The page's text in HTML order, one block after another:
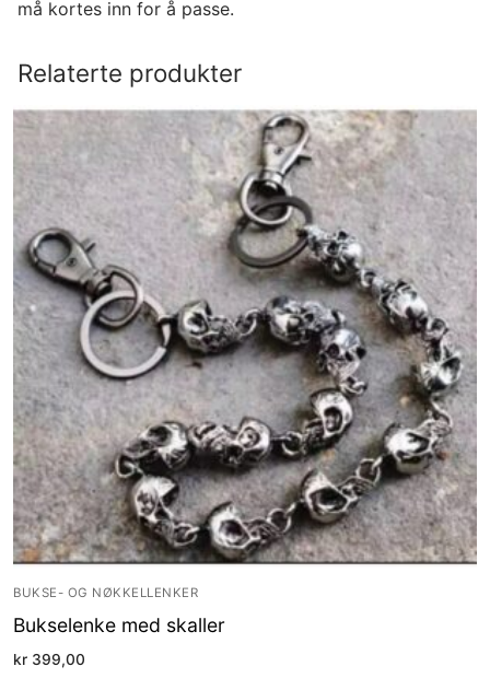
må kortes inn for å passe.
Relaterte produkter
BUKSE- OG NØKKELLENKER
Bukselenke med skaller
kr 399,00